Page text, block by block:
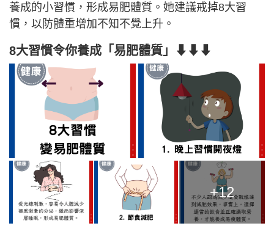
養成的小習慣，形成易肥體質。她建議戒掉8大習
慣，以防體重增加不知不覺上升。
8大習慣令你養成「易肥體質」⬇⬇⬇
+12